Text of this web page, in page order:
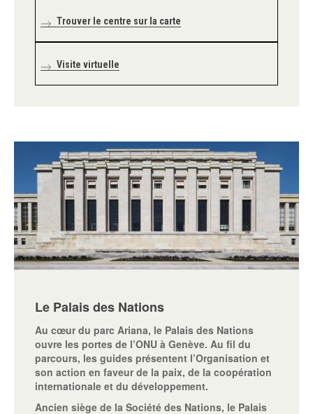
Trouver le centre sur la carte
Visite virtuelle
Le Palais des Nations
Au cœur du parc Ariana, le Palais des Nations
ouvre les portes de l’ONU à Genève. Au fil du
parcours, les guides présentent l’Organisation et
son action en faveur de la paix, de la coopération
internationale et du développement.
Ancien siège de la Société des Nations, le Palais